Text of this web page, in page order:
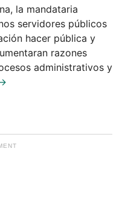
la mandataria
servidores públicos
hacer pública y
razones
administrativos y